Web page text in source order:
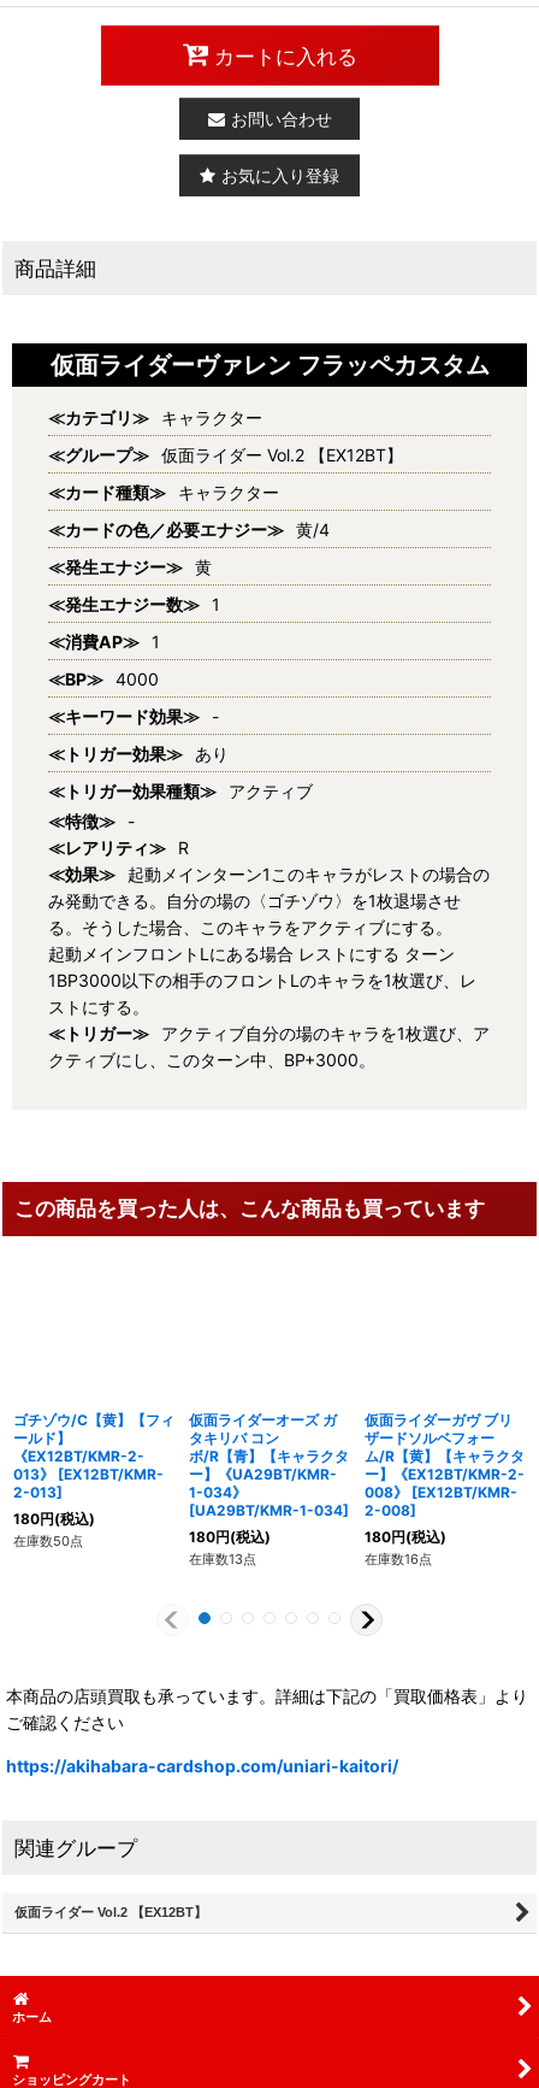
カートに入れる
お問い合わせ
お気に入り登録
商品詳細
仮面ライダーヴァレン フラッペカスタム
≪カテゴリ≫
キャラクター
≪グループ≫ 仮面ライダー Vol.2 【EX12BT】
≪カード種類≫
キャラクター
≪カードの色／必要エナジー≫ 黄/4
≪発生エナジー≫ 黄
≪発生エナジー数≫ 1
≪消費AP≫ 1
≪BP≫ 4000
≪キーワード効果≫
-
≪トリガー効果≫
あり
≪トリガー効果種類≫
アクティブ
≪特徴≫
-
≪レアリティ≫
R
≪効果≫
起動メインターン1このキャラがレストの場合の
み発動できる。自分の場の〈ゴチゾウ〉を1枚退場させ
る。そうした場合、このキャラをアクティブにする。
起動メインフロントLにある場合 レストにする ターン
1BP3000以下の相手のフロントLのキャラを1枚選び、レ
ストにする。
≪トリガー≫
アクティブ自分の場のキャラを1枚選び、ア
クティブにし、このターン中、BP+3000。
この商品を買った人は、こんな商品も買っています
ゴチゾウ/C【黄】【フィ
ールド】
《EX12BT/KMR-2-
013》
[EX12BT/KMR-
2-013]
180円(税込)
在庫数50点
仮面ライダーオーズ ガ
タキリバ コン
ボ/R【青】【キャラクタ
ー】《UA29BT/KMR-
1-034》
[UA29BT/KMR-1-034]
180円(税込)
在庫数13点
仮面ライダーガヴ ブリ
ザードソルベフォー
ム/R【黄】【キャラクタ
ー】《EX12BT/KMR-2-
008》
[EX12BT/KMR-
2-008]
180円(税込)
在庫数16点
本商品の店頭買取も承っています。詳細は下記の「買取価格表」より
ご確認ください
https://akihabara-cardshop.com/uniari-kaitori/
関連グループ
仮面ライダー Vol.2 【EX12BT】
ホーム
ショッピングカート